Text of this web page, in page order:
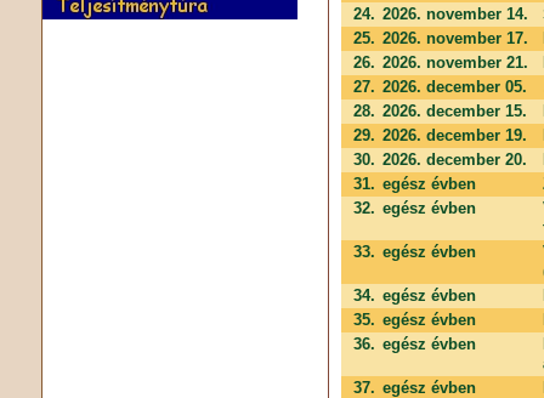
24. 2026. november 14.
25. 2026. november 17.
26. 2026. november 21.
27. 2026. december 05.
28. 2026. december 15.
29. 2026. december 19.
30. 2026. december 20.
31. egész évben
32. egész évben
33. egész évben
34. egész évben
35. egész évben
36. egész évben
37. egész évben